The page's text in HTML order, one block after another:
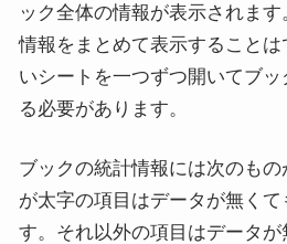
ック全体の情報が表示されま
情報をまとめて表示すること
いシートを一つずつ開いてブ
る必要があります。
ブックの統計情報には次のも
が太字の項目はデータが無くて
す。それ以外の項目はデータ